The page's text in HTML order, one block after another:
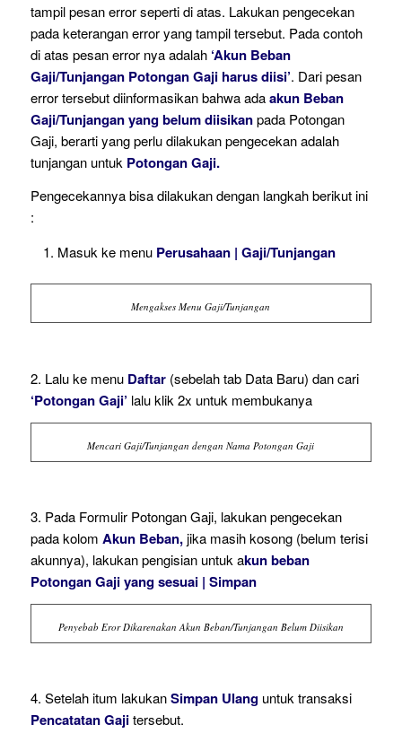
tampil pesan error seperti di atas. Lakukan pengecekan
pada keterangan error yang tampil tersebut. Pada contoh
di atas pesan error nya adalah ‘Akun Beban
Gaji/Tunjangan Potongan Gaji harus diisi’. Dari pesan
error tersebut diinformasikan bahwa adaakun Beban
Gaji/Tunjangan yang belum diisikanpada Potongan
Gaji, berarti yang perlu dilakukan pengecekan adalah
tunjangan untuk Potongan Gaji.
Pengecekannya bisa dilakukan dengan langkah berikut ini
:
Masuk ke menu Perusahaan | Gaji/Tunjangan
Mengakses Menu Gaji/Tunjangan
2. Lalu ke menu Daftar(sebelah tab Data Baru) dan cari
‘Potongan Gaji’ lalu klik 2x untuk membukanya
Mencari Gaji/Tunjangan dengan Nama Potongan Gaji
3. Pada Formulir Potongan Gaji, lakukan pengecekan
pada kolom Akun Beban,jika masih kosong (belum terisi
akunnya), lakukan pengisian untuk akun beban
Potongan Gaji yang sesuai | Simpan
Penyebab Eror Dikarenakan Akun Beban/Tunjangan Belum Diisikan
4. Setelah itum lakukanSimpan Ulanguntuk transaksi
Pencatatan Gajitersebut.